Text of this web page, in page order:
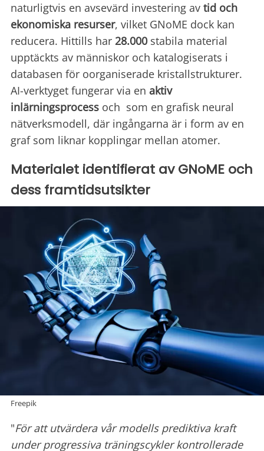
naturligtvis en avsevärd investering av tid och
ekonomiska resurser, vilket GNoME dock kan
reducera. Hittills har 28.000 stabila material
upptäckts av människor och katalogiserats i
databasen för oorganiserade kristallstrukturer.
AI-verktyget fungerar via en aktiv
inlärningsprocess och som en grafisk neural
nätverksmodell, där ingångarna är i form av en
graf som liknar kopplingar mellan atomer.
Materialet identifierat av GNoME och
dess framtidsutsikter
Freepik
"För att utvärdera vår modells prediktiva kraft
under progressiva träningscykler kontrollerade